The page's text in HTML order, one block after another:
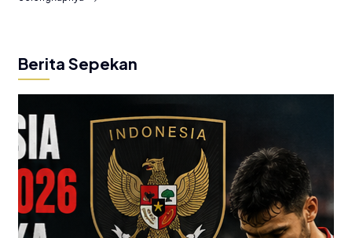
Berita Sepekan